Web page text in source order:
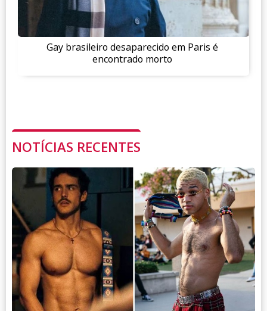
Gay brasileiro desaparecido em Paris é
encontrado morto
NOTÍCIAS RECENTES